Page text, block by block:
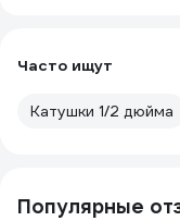
Часто ищут
Катушки 1/2 дюйма
Популярные